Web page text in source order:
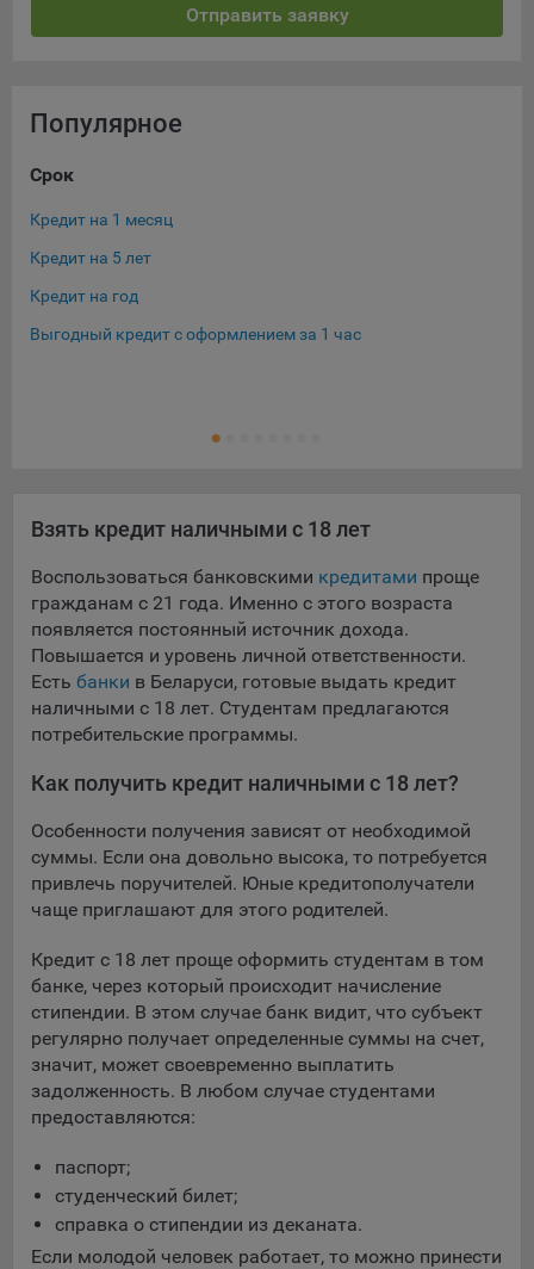
Отправить заявку
Популярное
Срок
Кредит на 1 месяц
Кредит на 5 лет
Кредит на год
Выгодный кредит с оформлением за 1 час
Взять кредит наличными с 18 лет
Воспользоваться банковскими кредитами проще
гражданам с 21 года. Именно с этого возраста
появляется постоянный источник дохода.
Повышается и уровень личной ответственности.
Есть банки в Беларуси, готовые выдать кредит
наличными с 18 лет. Студентам предлагаются
потребительские программы.
Как получить кредит наличными с 18 лет?
Особенности получения зависят от необходимой
суммы. Если она довольно высока, то потребуется
привлечь поручителей. Юные кредитополучатели
чаще приглашают для этого родителей.
Кредит с 18 лет проще оформить студентам в том
банке, через который происходит начисление
стипендии. В этом случае банк видит, что субъект
регулярно получает определенные суммы на счет,
значит, может своевременно выплатить
задолженность. В любом случае студентами
предоставляются:
паспорт;
студенческий билет;
справка о стипендии из деканата.
Если молодой человек работает, то можно принести